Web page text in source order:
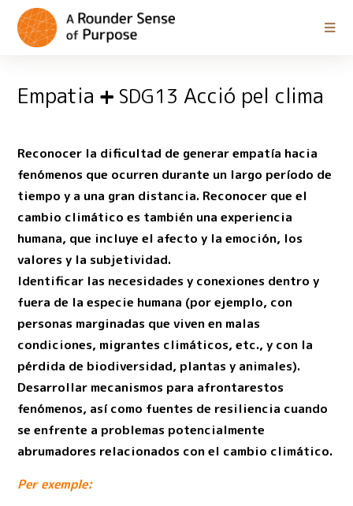
Empatia SDG13 Acció pel clima
Reconocer la dificultad de generar empatía hacia
fenómenos que ocurren durante un largo período de
tiempo y a una gran distancia. Reconocer que el
cambio climático es también una experiencia
humana, que incluye el afecto y la emoción, los
valores y la subjetividad.
Identificar las necesidades y conexiones dentro y
fuera de la especie humana (por ejemplo, con
personas marginadas que viven en malas
condiciones, migrantes climáticos, etc., y con la
pérdida de biodiversidad, plantas y animales).
Desarrollar mecanismos para afrontarestos
fenómenos, así como fuentes de resiliencia cuando
se enfrente a problemas potencialmente
abrumadores relacionados con el cambio climático.
Per exemple: